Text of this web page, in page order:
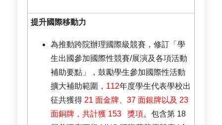
提升國際移動力
為推動跨院辦理國際級競賽，修訂「學
生出國參加國際性競賽/展演及各項活動
補助要點」，鼓勵學生參加國際性活動
擴大補助範圍， 112年度學生代表學校出
征共獲得 21 面金牌、37 面銀牌以及 23
面銅牌，共計獲 153 獎項。包含第 18